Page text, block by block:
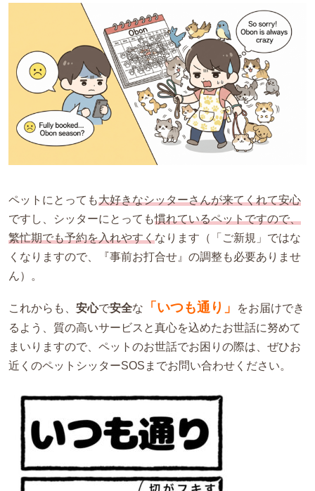
ペットにとっても大好きなシッターさんが来てくれて安心
ですし、シッターにとっても慣れているペットですので、
繁忙期でも予約を入れやすくなります（「ご新規」ではな
くなりますので、『事前お打合せ』の調整も必要ありませ
ん）。
これからも、 安心で安全な 「いつも通り」
をお届けでき
るよう、質の高いサービスと真心を込めたお世話に努めて
まいりますので、ペットのお世話でお困りの際は、ぜひお
近くのペットシッターSOSまでお問い合わせください。